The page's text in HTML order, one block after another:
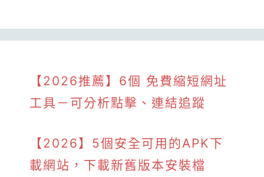
【2026推薦】6個 免費縮短網址
工具－可分析點擊、連結追蹤
【2026】5個安全可用的APK下
載網站，下載新舊版本安裝檔